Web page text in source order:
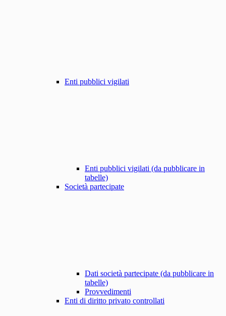
Enti pubblici vigilati
Enti pubblici vigilati (da pubblicare in
tabelle)
Società partecipate
Dati società partecipate (da pubblicare in
tabelle)
Provvedimenti
Enti di diritto privato controllati